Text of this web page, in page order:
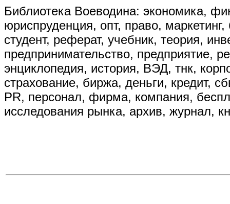
Библиотека Воеводина: экономика,
юриспруденция, опт, право,
студент, реферат, учебник, теория,
предпринимательство, предприятие,
энциклопедия, история, ВЭД, тнк,
страхование, биржа, деньги, кредит,
PR, персонал, фирма, компания,
исследования рынка, архив, журнал,